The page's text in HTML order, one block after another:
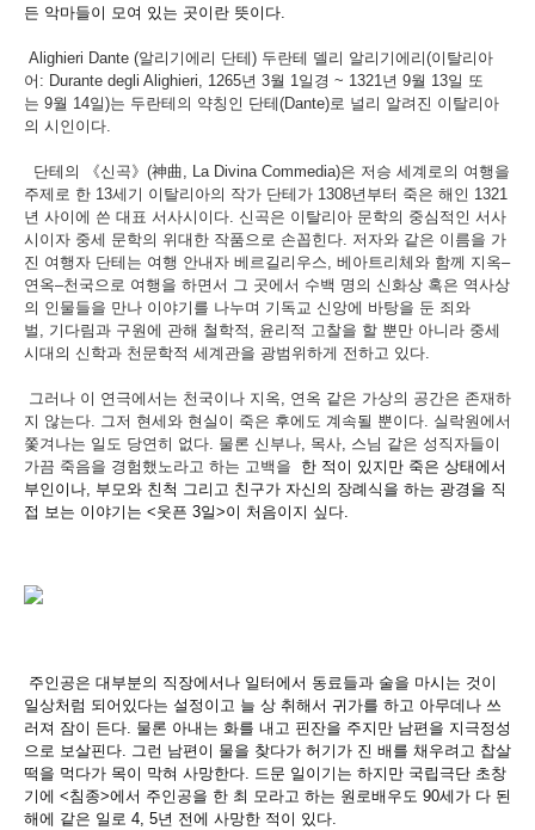
든 악마들이 모여 있는 곳이란 뜻이다
Alighieri Dante (알리기에리 단테) 두란테 델리 알리기에리(이탈리아
어 : Durante degli Alighieri, 1265년 3월 1 일경 ~ 1321 년 9월 13일 또
는 9월 14일)는 두란테의 약칭인 단테(Dante)로 널리 알려진 이탈리아
의 시인이다
단테의 《신곡》 (神曲 , La Divina Commedia)은 저승 세계로의 여행을
주제로 한 13세기 이탈리아의 작가 단테가 1308년부터 죽은 해인 1321
년 사이에 쓴 대표 서사시이다 신곡은 이탈리아 문학의 중심적인 서사
시이자 중세 문학의 위대한 작품으로 손꼽힌다 저자와 같은 이름을 가
진 여행자 단테는 여행 안내자 베르길리우스 베아트리체와 함께 지옥–
연옥–천국으로 여행을 하면서 그 곳에서 수백 명의 신화상 혹은 역사상
의 인물들을 만나 이야기를 나누며 기독교 신앙에 바탕을 둔 죄와
벌
기다림과 구원에 관해 철학적
윤리적 고찰을 할 뿐만 아니라 중세
시대의 신학과 천문학적 세계관을 광범위하게 전하고 있다
그러나 이 연극에서는 천국이나 지옥
연옥 같은 가상의 공간은 존재하
지 않는다
그저 현세와 현실이 죽은 후에도 계속될 뿐이다 실락원에서
쫓겨나는 일도 당연히 없다 물론 신부나 목사 스님 같은 성직자들이
가끔 죽음을 경험했노라고 하는 고백을
한 적이 있지만 죽은 상태에서
부인이나 부모와 친척 그리고 친구가 자신의 장례식을 하는 광경을 직
접 보는 이야기는 <웃픈 3일>이 처음이지 싶다
주인공은 대부분의 직장에서나 일터에서 동료들과 술을 마시는 것이
일상처럼 되어있다는 설정이고 늘 상 취해서 귀가를 하고 아무데나 쓰
러져 잠이 든다. 물론 아내는 화를 내고 핀잔을 주지만 남편을 지극정성
으로 보살핀다. 그런 남편이 물을 찾다가 허기가 진 배를 채우려고 찹살
떡을 먹다가 목이 막혀 사망한다. 드문 일이기는 하지만 국립극단 초창
기에 <침종>에서 주인공을 한 최 모라고 하는 원로배우도 90세가 다 된
해에 같은 일로 4, 5년 전에 사망한 적이 있다.